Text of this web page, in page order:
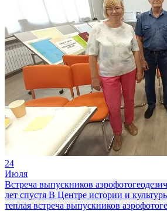
24
Июля
Встреча выпускников
лет спустя В Центре истории и
теплая встреча выпускников